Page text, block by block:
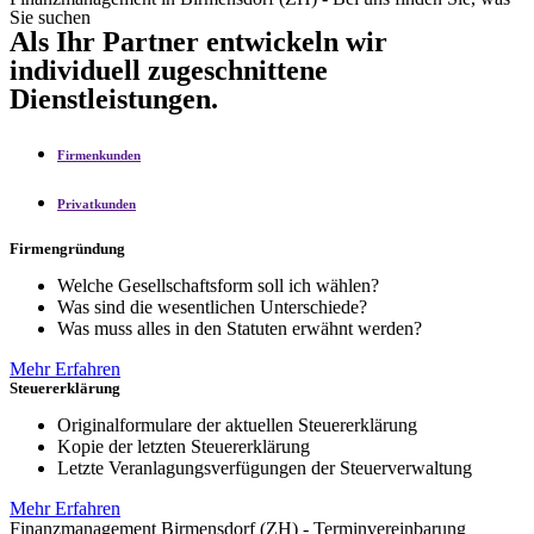
Sie suchen
Als Ihr Partner entwickeln wir
individuell zugeschnittene
Dienstleistungen.
Firmenkunden
Privatkunden
Firmengründung
Welche Gesellschaftsform soll ich wählen?
Was sind die wesentlichen Unterschiede?
Was muss alles in den Statuten erwähnt werden?
Mehr Erfahren
Steuererklärung
Originalformulare der aktuellen Steuererklärung
Kopie der letzten Steuererklärung
Letzte Veranlagungsverfügungen der Steuerverwaltung
Mehr Erfahren
Finanzmanagement Birmensdorf (ZH) - Terminvereinbarung